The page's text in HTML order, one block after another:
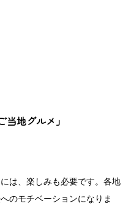
地グルメ」
は、楽しみも必要です。各地
のモチベーションになりま